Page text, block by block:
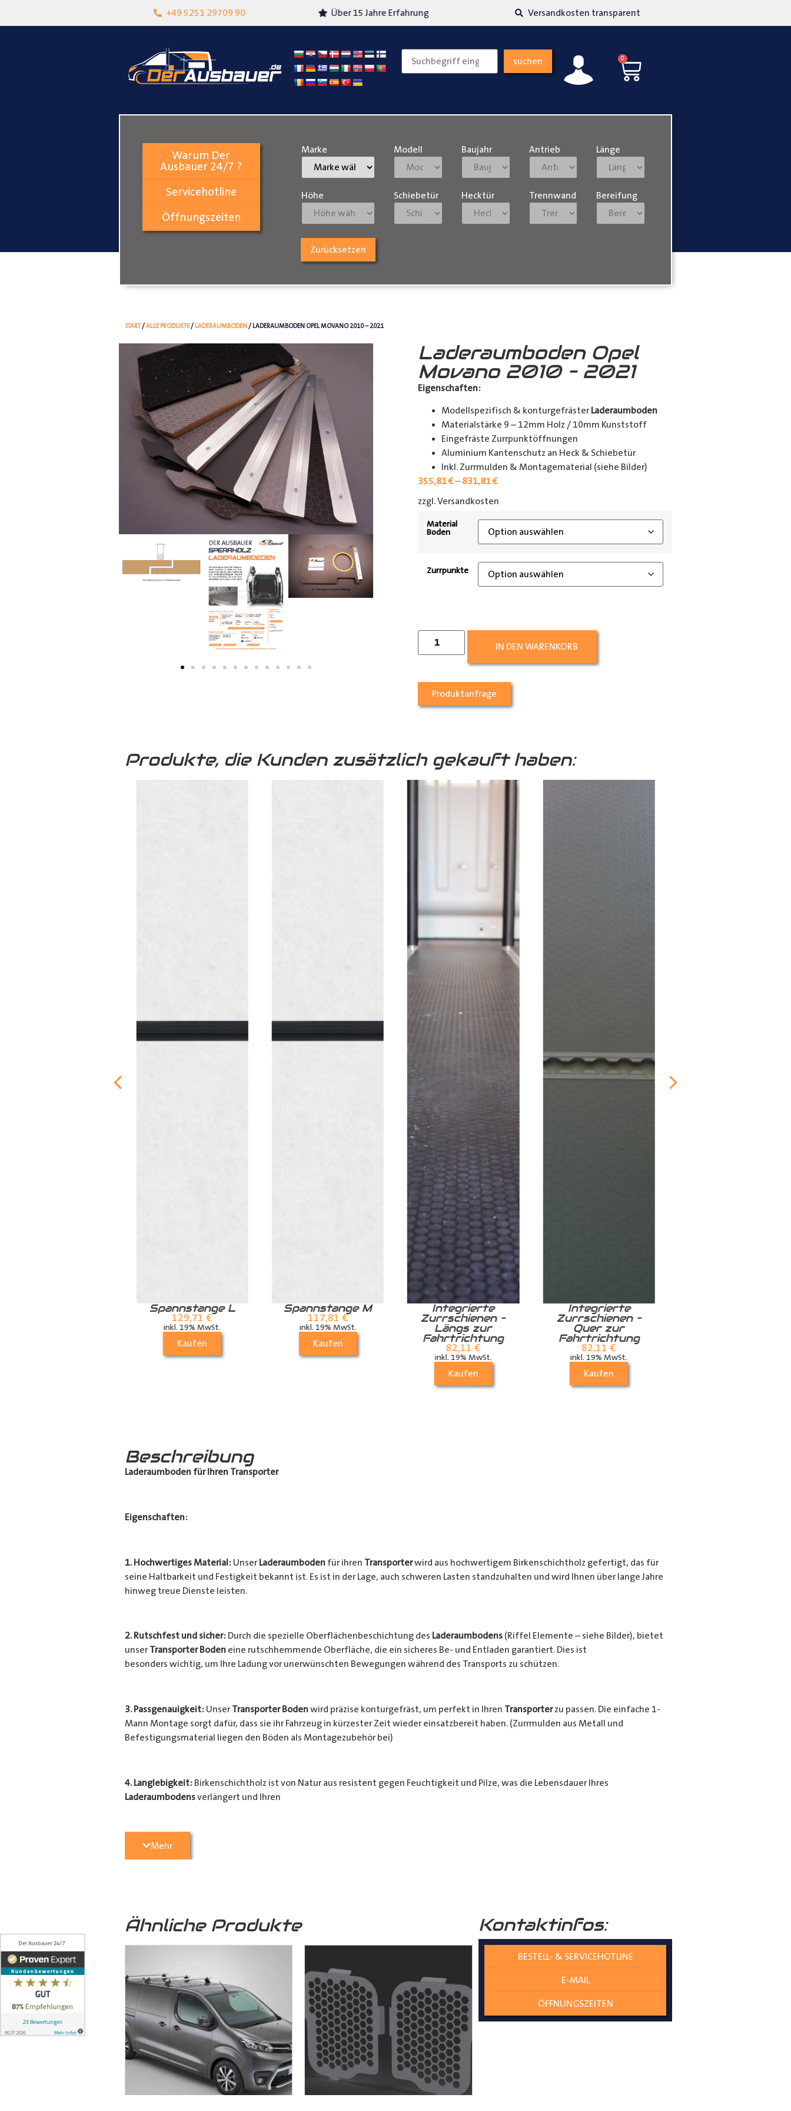
+49 5251 29709 90
Lokalgeschäft in Paderborn Über 15 Jahre Erfahrung Versandkosten transparent
suchen 0
Warum Der
Ausbauer 24/7 ?
Servicehotline
Öffnungszeiten
Marke Modell Baujahr Antrieb Länge
Höhe Schiebetür Hecktür Trennwand Bereifung
Zurücksetzen
START/ALLE PRODUKTE/ LADERAUMBODEN / LADERAUMBODEN OPEL MOVANO 2010 – 2021
Laderaumboden Opel
Movano 2010 – 2021
Eigenschaften:
Modellspezifisch & konturgefräster Laderaumboden
Materialstärke 9 – 12mm Holz / 10mm Kunststoff
Eingefräste Zurrpunktöffnungen
Aluminium Kantenschutz an Heck & Schiebetür
Inkl. Zurrmulden & Montagematerial (siehe Bilder)
355,81€–831,81€
zzgl. Versandkosten
Material
Boden
Zurrpunkte
IN DEN WARENKORB
Produktanfrage
Produkte, die Kunden zusätzlich gekauft haben:
Spannstange L
129,71€
inkl. 19% MwSt.
Kaufen
Spannstange M
117,81 €
inkl. 19% MwSt.
Kaufen
Integrierte
Zurrschienen –
Längs zur
Fahrtrichtung
82,11 €
inkl. 19% MwSt.
Kaufen
Integrierte
Zurrschienen –
Quer zur
Fahrtrichtung
82,11 €
inkl. 19% MwSt.
Kaufen
Beschreibung
Laderaumboden für Ihren Transporter
Eigenschaften:
1. Hochwertiges Material: Unser Laderaumbodenfür ihren Transporterwird aus hochwertigem Birkenschichtholz gefertigt, das für
seine Haltbarkeit und Festigkeit bekannt ist. Es ist in der Lage, auch schweren Lasten standzuhalten und wird Ihnen über lange Jahre
hinweg treue Dienste leisten.
2. Rutschfest und sicher: Durch die spezielle Oberflächenbeschichtung des Laderaumbodens(Riffel Elemente – siehe Bilder), bietet
unser Transporter Bodeneine rutschhemmende Oberfläche, die ein sicheres Be- und Entladen garantiert. Dies ist
besonders wichtig, um Ihre Ladung vor unerwünschten Bewegungen während des Transports zu schützen.
3. Passgenauigkeit: Unser Transporter Bodenwird präzise konturgefräst, um perfekt in Ihren Transporterzu passen. Die einfache 1-
Mann Montage sorgt dafür, dass sie ihr Fahrzeug in kürzester Zeit wieder einsatzbereit haben. (Zurrmulden aus Metall und
Befestigungsmaterial liegen den Böden als Montagezubehör bei)
4. Langlebigkeit: Birkenschichtholz ist von Natur aus resistent gegen Feuchtigkeit und Pilze, was die Lebensdauer Ihres
Laderaumbodensverlängert und Ihren
geschützt.
Das von uns verwendete Holz stammt aus nachhaltiger Forstwirtschaft, was nicht nur die Umwelt schützt,
7. Formschlüssige Verbindung:Die Wechselfalzverbindung ist so konstruiert, dass die einzelnen Holzplatten perfekt
ineinandergreifen und mittels Madenschrauben miteinander im
Laderaumverschraubt werden. Dies gewährleistet eine
formschlüssige Verbindung, bei der die Platten präzise und ohne Spiel zusammenpassen und keine Übergangskanten entstehen
können, auch auf längere Zeit nicht. Dadurch gewährleisten wir, dass der Laderaumboden konturgenau und mit kaum Spiel zwischen
dem Boden und der seitlichen Karosserie gefertigt wird – kein Dreck und kein Rost!
Mehr
Ähnliche Produkte Kontaktinfos:
BESTELL- & SERVICEHOTLINE
E-MAIL
ÖFFNUNGSZEITEN